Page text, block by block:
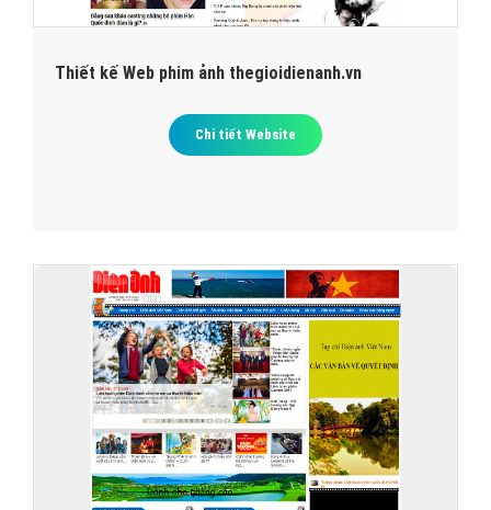
Thiết kế Web phim ảnh thegioidienanh.vn
Chi tiết Website